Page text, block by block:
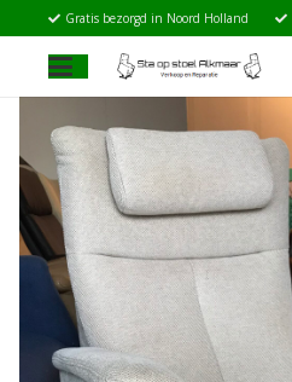
Gratis bezorgd in Noord Holland